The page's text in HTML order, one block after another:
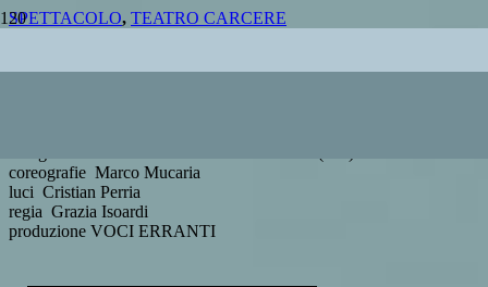
SPETTACOLO, TEATRO CARCERE
AMUNÌ
coreografie Marco Mucaria
luci Cristian Perria
regia Grazia Isoardi
produzione VOCI ERRANTI